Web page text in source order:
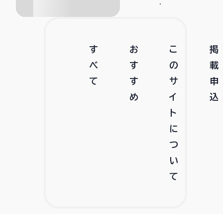
す
べ
て
お
す
す
め
こ
の
サ
イ
ト
に
つ
い
て
掲
載
申
込